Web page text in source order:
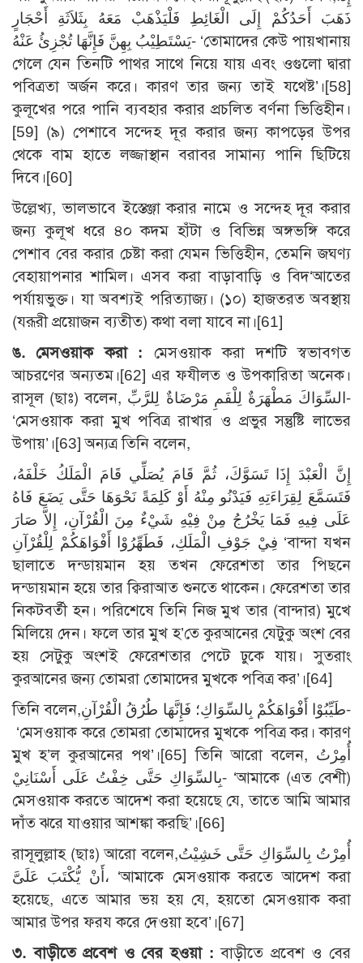
ذَهَبَ أَحَدُكُمْ إِلَى الْغَائِطِ فَلْيَذْهَبْ مَعَهُ بِثَلاَثَةِ أَحْجَارٍ
يَسْتَطِيْبُ بِهِنَّ فَإِنَّهَا تُجْزِئُ عَنْهُ- ‘তোমাদের কেউ পায়খানায়
গেলে যেন তিনটি পাথর সাথে নিয়ে যায় এবং ওগুলো দ্বারা
পবিত্রতা অর্জন করে। কারণ তার জন্য তাই যথেষ্ট’।[58]
কুলূখের পরে পানি ব্যবহার করার প্রচলিত বর্ণনা ভিত্তিহীন।
[59] (৯) পেশাবে সন্দেহ দূর করার জন্য কাপড়ের উপর
থেকে বাম হাতে লজ্জাস্থান বরাবর সামান্য পানি ছিটিয়ে
দিবে।[60]
উল্লেখ্য, ভালভাবে ইস্তেঞ্জা করার নামে ও সন্দেহ দূর করার
জন্য কুলূখ ধরে ৪০ কদম হাঁটা ও বিভিন্ন অঙ্গভঙ্গি করে
পেশাব বের করার চেষ্টা করা যেমন ভিত্তিহীন, তেমনি জঘণ্য
বেহায়াপনার শামিল। এসব করা বাড়াবাড়ি ও বিদ‘আতের
পর্যায়ভুক্ত। যা অবশ্যই পরিত্যাজ্য। (১০) হাজতরত অবস্থায়
(যরূরী প্রয়োজন ব্যতীত) কথা বলা যাবে না।[61]
ঙ. মেসওয়াক করা : মেসওয়াক করা দশটি স্বভাবগত
আচরণের অন্যতম।[62] এর ফযীলত ও উপকারিতা অনেক।
রাসূল (ছাঃ) বলেন, السِّوَاكَ مَطْهَرَةٌ لِلْفَمِ مَرْضَاةٌ لِلرَّبِّ-
‘মেসওয়াক করা মুখ পবিত্র রাখার ও প্রভুর সন্তুষ্টি লাভের
উপায়’।[63] অন্যত্র তিনি বলেন,
إِنَّ الْعَبْدَ إِذَا تَسَوَّكَ، ثُمَّ قَامَ يُصَلِّي قَامَ الْمَلَكُ خَلْفَهُ،
فَتَسَمَّعَ لِقِرَاءَتِهِ فَيَدْنُو مِنْهُ أَوْ كَلِمَةً نَحْوَهَا حَتَّى يَضَعَ فَاهُ
عَلَى فِيهِ فَمَا يَخْرُجُ مِنْ فِيْهِ شَيْءٌ مِنَ الْقُرْآنِ، إِلاَّ صَارَ
فِيْ جَوْفِ الْمَلَكِ، فَطَهِّرُوْا أَفْوَاهَكُمْ لِلْقُرْآنِ ‘বান্দা যখন
ছালাতে দন্ডায়মান হয় তখন ফেরেশতা তার পিছনে
দন্ডায়মান হয়ে তার ক্বিরাআত শুনতে থাকেন। ফেরেশতা তার
নিকটবর্তী হন। পরিশেষে তিনি নিজ মুখ তার (বান্দার) মুখে
মিলিয়ে দেন। ফলে তার মুখ হ’তে কুরআনের যেটুকু অংশ বের
হয় সেটুকু অংশই ফেরেশতার পেটে ঢুকে যায়। সুতরাং
কুরআনের জন্য তোমরা তোমাদের মুখকে পবিত্র কর’।[64]
তিনি বলেন,طَيِّبُوْا أَفْوَاهَكُمْ بِالسِّوَاكِ؛ فَإِنَّهَا طُرُقُ الْقُرْآنِ-
‘মেসওয়াক করে তোমরা তোমাদের মুখকে পবিত্র কর। কারণ
মুখ হ’ল কুরআনের পথ’।[65] তিনি আরো বলেন, أُمِرْتُ
بِالسِّوَاكِ حَتَّى خِفْتُ عَلَى أَسْنَانِيْ- ‘আমাকে (এত বেশী)
মেসওয়াক করতে আদেশ করা হয়েছে যে, তাতে আমি আমার
দাঁত ঝরে যাওয়ার আশঙ্কা করছি’।[66]
রাসূলুল্লাহ (ছাঃ) আরো বলেন,أُمِرْتُ بِالسِّوَاكِ حَتَّى خَشِيْتُ
أَنْ يُّكْتَبَ عَلَىَّ، ‘আমাকে মেসওয়াক করতে আদেশ করা
হয়েছে, এতে আমার ভয় হয় যে, হয়তো মেসওয়াক করা
আমার উপর ফরয করে দেওয়া হবে’।[67]
৩. বাড়ীতে প্রবেশ ও বের হওয়া :বাড়ীতে প্রবেশ ও বের